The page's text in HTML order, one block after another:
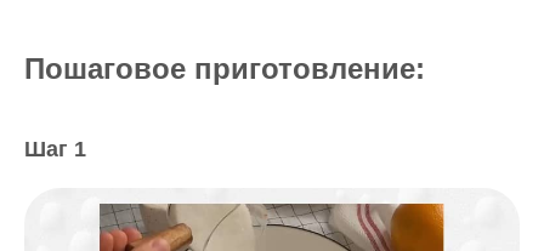
Пошаговое приготовление:
Шаг 1